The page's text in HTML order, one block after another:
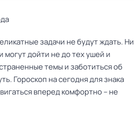
задачи не будут ждать. Ни
могут дойти не до тех ушей и
темы и заботиться об
Гороскоп на сегодня для знака
вперед комфортно – не